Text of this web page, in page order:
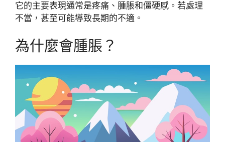
它的主要表現通常是疼痛、腫脹和僵硬感。若處理
不當，甚至可能導致長期的不適。
為什麼會腫脹？